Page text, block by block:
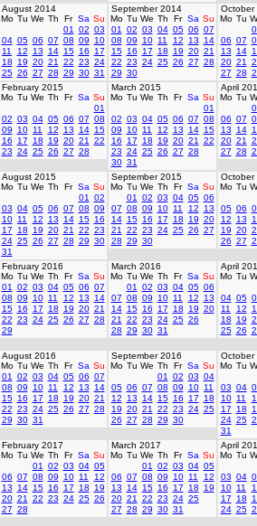
August 2014
Mo Tu We Th Fr Sa Su
01
02 03
04 05 06 07 08 09
10
11
12 13 14 15 16
17
18
19 20 21 22 23 24
25 26 27 28 29 30 31
September 2014
Mo Tu We Th Fr Sa Su
01
02 03 04 05 06 07
08 09 10 11 12 13
14
15 16 17 18 19 20 21
22 23 24 25 26 27 28
29 30
October
Mo Tu
06 07
13
14
20 21
27 28
February 2015
Mo Tu We Th Fr Sa Su
01
02 03 04 05 06 07 08
09
10 11 12 13 14 15
16
17 18 19 20 21
22
23 24 25 26 27 28
March 2015
Mo Tu We Th Fr Sa Su
01
02 03 04 05 06 07 08
09
10 11 12 13 14 15
16
17 18 19 20 21
22
23 24 25 26 27 28
30 31
April
Mo Tu
06 07
13
14
20 21
27 28
August 2015
Mo Tu We Th Fr Sa Su
01
02
03 04 05 06 07 08 09
10 11 12 13 14 15 16
17
18 19 20 21 22 23
24 25 26 27 28 29 30
31
September 2015
Mo Tu We Th Fr Sa Su
01
02 03 04 05 06
07 08 09 10 11 12
13
14 15 16 17 18 19 20
21
22 23 24 25 26 27
28 29 30
October
Mo Tu
05 06
12
13
19 20
26 27
February 2016
Mo Tu We Th Fr Sa Su
01
02 03 04 05 06 07
08 09 10 11 12 13
14
15 16 17 18 19 20 21
22 23 24 25 26 27 28
29
March 2016
Mo Tu We Th Fr Sa Su
01
02 03 04 05 06
07 08 09 10 11 12
13
14 15 16 17 18 19 20
21
22 23 24 25 26
28 29 30 31
April
Mo Tu
04 05
11
12
18
19
25 26
August 2016
Mo Tu We Th Fr Sa Su
01
02 03 04 05 06 07
08 09 10 11 12 13
14
15 16 17 18 19 20 21
22 23 24 25 26 27 28
29 30 31
September 2016
Mo Tu We Th Fr Sa Su
01
02 03 04
05 06 07 08 09 10 11
12
13 14 15 16 17
18
19 20 21 22 23 24 25
26 27 28 29 30
October
Mo Tu
03 04
10 11
17
18
24 25
31
February 2017
Mo Tu We Th Fr Sa Su
01
02 03 04 05
06 07 08 09 10 11
12
13
14 15 16 17 18
19
20 21 22 23 24 25 26
27 28
March 2017
Mo Tu We Th Fr Sa Su
01
02 03 04 05
06 07 08 09 10 11
12
13
14 15 16 17 18
19
20 21 22 23 24 25
27 28 29 30 31
April
Mo Tu
03 04
10 11
17
18
24 25